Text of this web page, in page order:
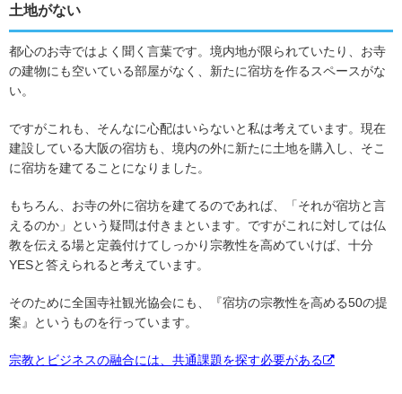
土地がない
都心のお寺ではよく聞く言葉です。境内地が限られていたり、お寺
の建物にも空いている部屋がなく、新たに宿坊を作るスペースがな
い。
ですがこれも、そんなに心配はいらないと私は考えています。現在
建設している大阪の宿坊も、境内の外に新たに土地を購入し、そこ
に宿坊を建てることになりました。
もちろん、お寺の外に宿坊を建てるのであれば、「それが宿坊と言
えるのか」という疑問は付きまといます。ですがこれに対しては仏
教を伝える場と定義付けてしっかり宗教性を高めていけば、十分
YESと答えられると考えています。
そのために全国寺社観光協会にも、『宿坊の宗教性を高める50の提
案』というものを行っています。
宗教とビジネスの融合には、共通課題を探す必要がある